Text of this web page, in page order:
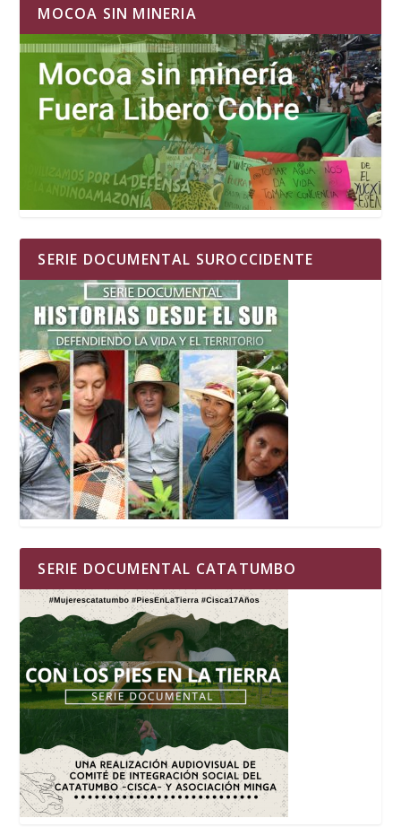
MOCOA SIN MINERIA
SERIE DOCUMENTAL SUROCCIDENTE
SERIE DOCUMENTAL CATATUMBO